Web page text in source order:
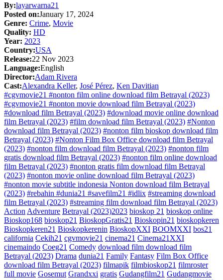
By:layarwarna21
Posted on:January 17, 2024
Genre: Crime, Movie
Quality: HD
Year: 2023
Country:USA
Release:22 Nov 2023
Language:English
Director:Adam Rivera
Cast:Alexandra Keller, José Pérez, Ken Davitian
#cgvmovie21 #nonton film online download film Betrayal (2023)
#cgvmovie21 #nonton movie download film Betrayal (2023)
#download film Betrayal (2023) #download movie online download
film Betrayal (2023) #film download film Betrayal (2023) #Nonton
download film Betrayal (2023) #nonton film bioskop download film
Betrayal (2023) #Nonton Film Box Office download film Betrayal
(2023) #nonton film download film Betrayal (2023) #nonton film
gratis download film Betrayal (2023) #nonton film online download
film Betrayal (2023) #nonton gratis film download film Betrayal
(2023) #nonton movie online download film Betrayal (2023)
#nonton movie subtitle indonesia Nonton download film Betrayal
(2023) #rebahin #dunia21 #savefilm21 #idlix #streaming download
film Betrayal (2023) #streaming film download film Betrayal (2023)
Action Adventure Betrayal (2023)2023 bioskop 21 bioskop online
Bioskop168 bioskop21 BioskopGratis21 Bioskopin21 bioskopkeren
Bioskopkeren21 Bioskopkerenin BioskopXXI BOOMXXI bos21
california Cekih21 cgvmovie21 cinema21 Cinema21XXI
cinemaindo Coeg21 Comedy download film download film
Betrayal (2023) Drama dunia21 Family Fantasy Film Box Office
download film Betrayal (2023) filmapik filmbioskop21 filmroster
full movie Gosemut Grandxxi gratis Gudangfilm21 Gudangmovie